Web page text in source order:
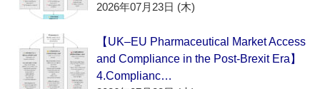
2026年07月23日 (木)
【UK–EU Pharmaceutical Market Access
and Compliance in the Post-Brexit Era】
4.Complianc…